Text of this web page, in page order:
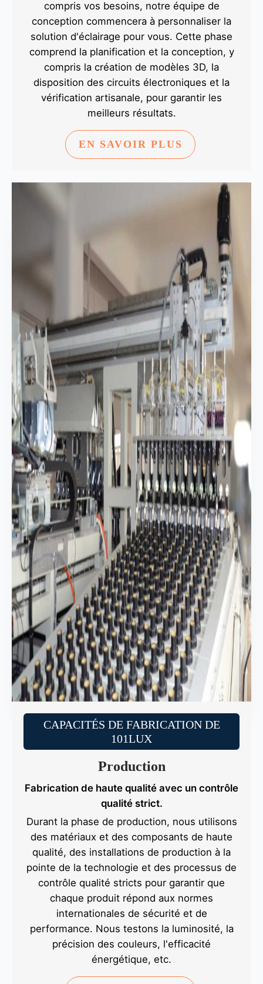
compris vos besoins, notre équipe de
conception commencera à personnaliser la
solution d'éclairage pour vous. Cette phase
comprend la planification et la conception, y
compris la création de modèles 3D, la
disposition des circuits électroniques et la
vérification artisanale, pour garantir les
meilleurs résultats.
EN SAVOIR PLUS
CAPACITÉS DE FABRICATION DE
101LUX
Production
Fabrication de haute qualité avec un contrôle
qualité strict.
Durant la phase de production, nous utilisons
des matériaux et des composants de haute
qualité, des installations de production à la
pointe de la technologie et des processus de
contrôle qualité stricts pour garantir que
chaque produit répond aux normes
internationales de sécurité et de
performance. Nous testons la luminosité, la
précision des couleurs, l'efficacité
énergétique, etc.